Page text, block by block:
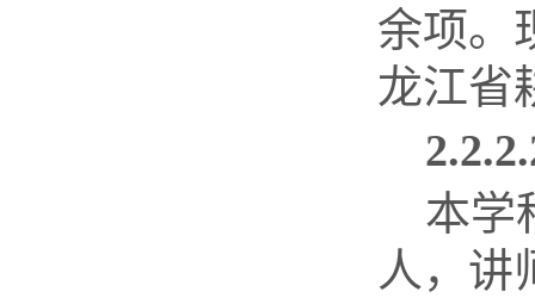
余项。
龙江省
本学
人，讲